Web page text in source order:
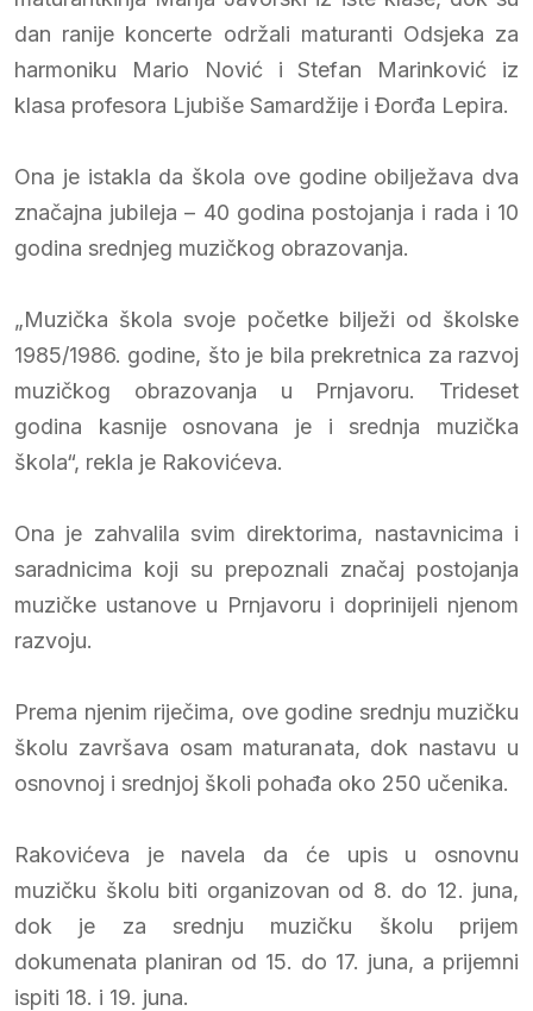
dan ranije koncerte održali maturanti Odsjeka za
harmoniku Mario Nović i Stefan Marinković iz
klasa profesora Ljubiše Samardžije i Đorđa Lepira.
Ona je istakla da škola ove godine obilježava dva
značajna jubileja – 40 godina postojanja i rada i 10
godina srednjeg muzičkog obrazovanja.
„Muzička škola svoje početke bilježi od školske
1985/1986. godine, što je bila prekretnica za razvoj
muzičkog obrazovanja u Prnjavoru. Trideset
godina kasnije osnovana je i srednja muzička
škola“, rekla je Rakovićeva.
Ona je zahvalila svim direktorima, nastavnicima i
saradnicima koji su prepoznali značaj postojanja
muzičke ustanove u Prnjavoru i doprinijeli njenom
razvoju.
Prema njenim riječima, ove godine srednju muzičku
školu završava osam maturanata, dok nastavu u
osnovnoj i srednjoj školi pohađa oko 250 učenika.
Rakovićeva je navela da će upis u osnovnu
muzičku školu biti organizovan od 8. do 12. juna,
dok je za srednju muzičku školu prijem
dokumenata planiran od 15. do 17. juna, a prijemni
ispiti 18. i 19. juna.